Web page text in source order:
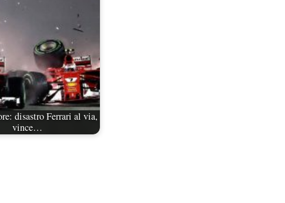
disastro Ferrari al via,
vince…